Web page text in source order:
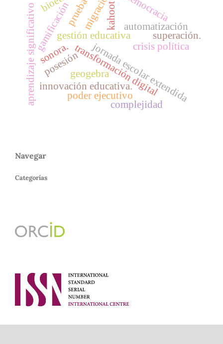
gestión educativa
jornada escolar extendida
automatización
transformación digital
innovación educativa.
gamificación
aprendizaje significativo kahoot
posesión
prueba
crisis política
democracia
poder ejecutivo
geogebra
complejidad
superación.
sonora.
migración
Navegar
Categorías